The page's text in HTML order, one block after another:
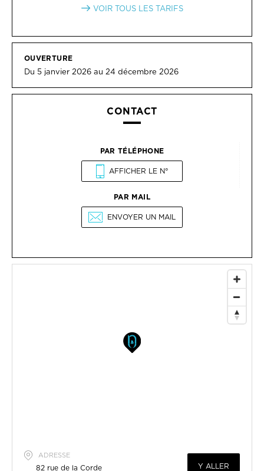
VOIR TOUS LES TARIFS
OUVERTURE
Du 5 janvier 2026 au 24 décembre 2026
CONTACT
PAR TÉLÉPHONE
AFFICHER LE N°
PAR MAIL
ENVOYER UN MAIL
ADRESSE
82 rue de la Corde Y ALLER